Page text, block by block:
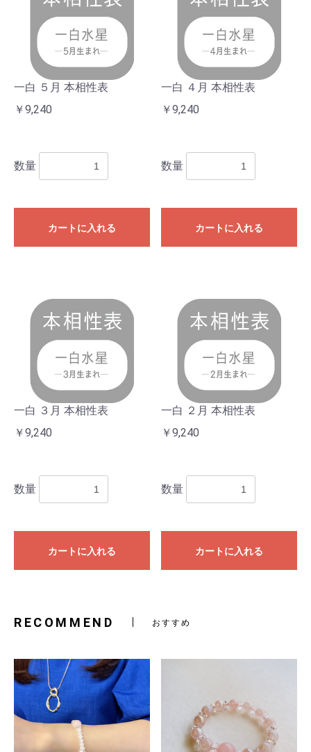
一白 ５月 本相性表
￥9,240
数量
カートに入れる
一白 ４月 本相性表
￥9,240
数量
カートに入れる
一白 ３月 本相性表
￥9,240
数量
カートに入れる
一白 ２月 本相性表
￥9,240
数量
カートに入れる
RECOMMEND おすすめ